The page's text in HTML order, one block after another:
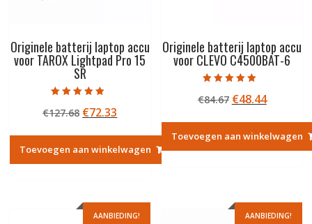
Originele batterij laptop accu
voor TAROX Lightpad Pro 15
SR
5.00
uit 5
€127.68 Oorspronkelijke
was:
€127.68.
€72.33
is:
€72.33.
Toevoegen aan winkelwagen
Originele batterij laptop accu
voor CLEVO C4500BAT-6
5.00
uit 5
€84.67
was:
€84.67.
€48.44Huidige
is:
€48.44.
Toevoegen aan winkelwagen
AANBIEDING! AANBIEDING!